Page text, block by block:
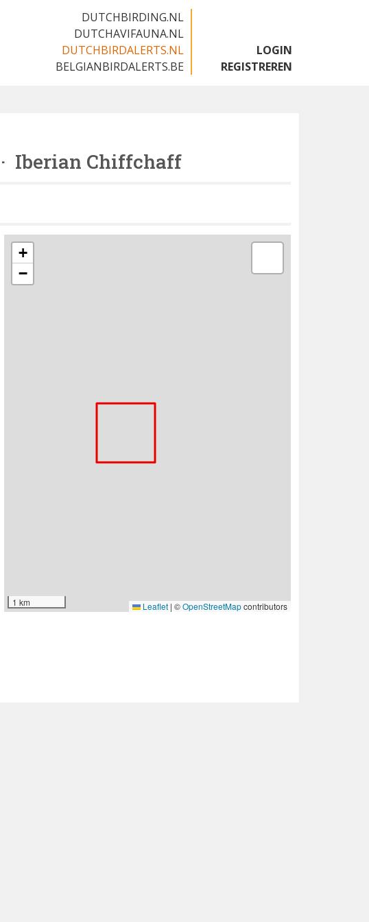
DUTCHBIRDING.NL
DUTCHAVIFAUNA.NL
DUTCHBIRDALERTS.NL
BELGIANBIRDALERTS.BE
LOGIN
REGISTREREN
· Iberian Chiffchaff
+
−
1 km Leaflet | ©OpenStreetMapcontributors